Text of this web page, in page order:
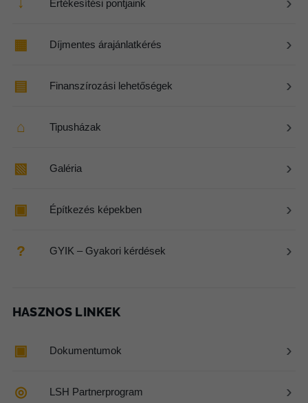
↓ Értékesítési pontjaink
▦ Díjmentes árajánlatkérés ›
▤ Finanszírozási lehetőségek ›
⌂ Tipusházak ›
▧ Galéria ›
▣ Építkezés képekben ›
? GYIK – Gyakori kérdések ›
HASZNOS LINKEK
▣ Dokumentumok ›
◎ LSH Partnerprogram ›